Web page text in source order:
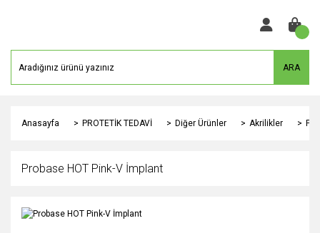
ARA
Anasayfa PROTETİK TEDAVİ Diğer Ürünler Akrilikler
Probase HOT Pink-V İmplant